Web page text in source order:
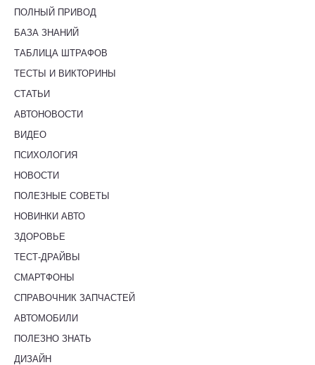
ПОЛНЫЙ ПРИВОД
БАЗА ЗНАНИЙ
ТАБЛИЦА ШТРАФОВ
ТЕСТЫ И ВИКТОРИНЫ
СТАТЬИ
АВТОНОВОСТИ
ВИДЕО
ПСИХОЛОГИЯ
НОВОСТИ
ПОЛЕЗНЫЕ СОВЕТЫ
НОВИНКИ АВТО
ЗДОРОВЬЕ
ТЕСТ-ДРАЙВЫ
СМАРТФОНЫ
СПРАВОЧНИК ЗАПЧАСТЕЙ
АВТОМОБИЛИ
ПОЛЕЗНО ЗНАТЬ
ДИЗАЙН